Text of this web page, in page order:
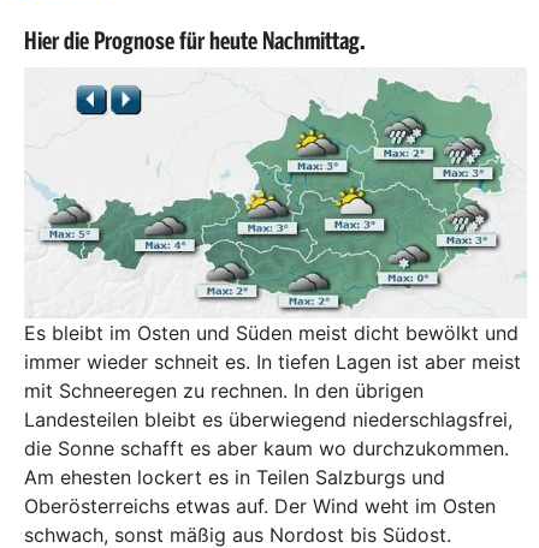
Hier die Prognose für heute Nachmittag.
Es bleibt im Osten und Süden meist dicht bewölkt und
immer wieder schneit es. In tiefen Lagen ist aber meist
mit Schneeregen zu rechnen. In den übrigen
Landesteilen bleibt es überwiegend niederschlagsfrei,
die Sonne schafft es aber kaum wo durchzukommen.
Am ehesten lockert es in Teilen Salzburgs und
Oberösterreichs etwas auf. Der Wind weht im Osten
schwach, sonst mäßig aus Nordost bis Südost.